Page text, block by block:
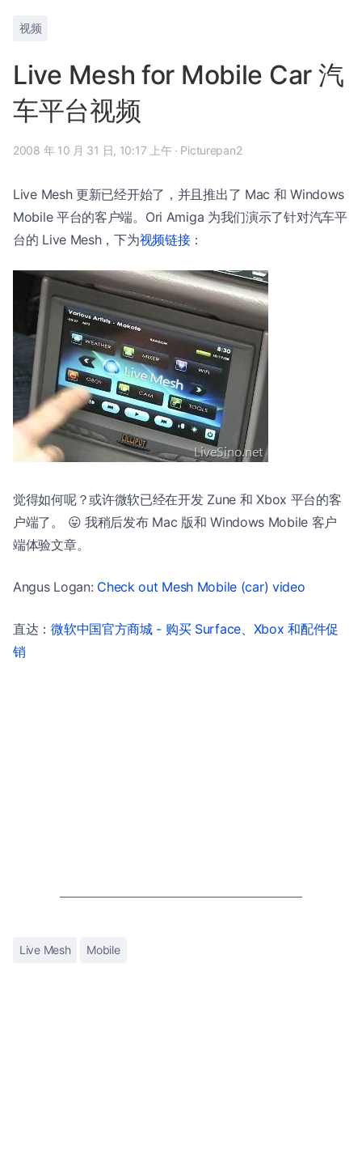
视频
Live Mesh for Mobile Car 汽
车平台视频
2008 年 10 月 31 日, 10:17 上午 · Picturepan2
Live Mesh 更新已经开始了，并且推出了 Mac 和 Windows
Mobile 平台的客户端。Ori Amiga 为我们演示了针对汽车平
台的 Live Mesh，下为视频链接：
觉得如何呢？或许微软已经在开发 Zune 和 Xbox 平台的客
户端了。 😛 我稍后发布 Mac 版和 Windows Mobile 客户
端体验文章。
Angus Logan: Check out Mesh Mobile (car) video
直达：微软中国官方商城 - 购买 Surface、Xbox 和配件促
销
Live Mesh Mobile